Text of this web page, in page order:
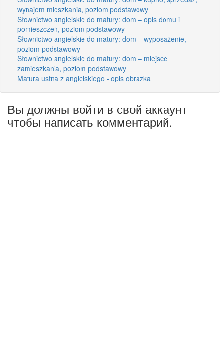
wynajem mieszkania, poziom podstawowy
Słownictwo angielskie do matury: dom – opis domu i
pomieszczeń, poziom podstawowy
Słownictwo angielskie do matury: dom – wyposażenie,
poziom podstawowy
Słownictwo angielskie do matury: dom – miejsce
zamieszkania, poziom podstawowy
Matura ustna z angielskiego - opis obrazka
Вы должны войти в свой аккаунт
чтобы написать комментарий.